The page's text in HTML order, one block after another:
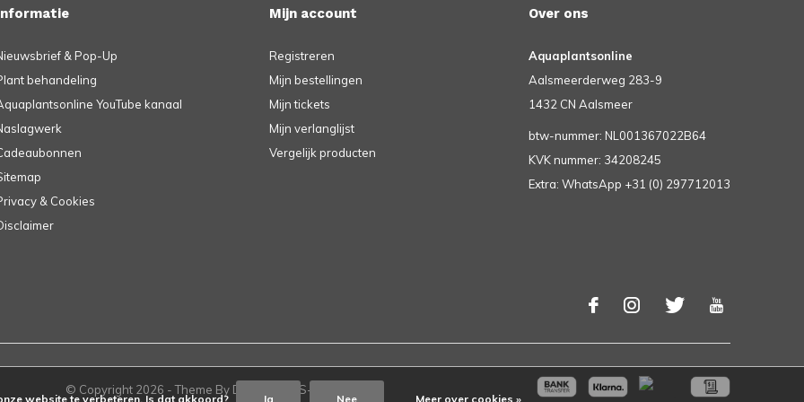
& Pop-Up
behandeling
YouTube kanaal
& Cookies
Mijn account
Registreren
Mijn bestellingen
Mijn tickets
Mijn verlanglijst
Vergelijk producten
Over ons
Aquaplantsonline
Aalsmeerderweg 283-9
1432 CN Aalsmeer
btw-nummer: NL001367022B64
KVK nummer: 34208245
Extra: WhatsApp +31 (0) 297712013
© Copyright 2026 - Theme By DMWS RSS-feed
website te verbeteren. Is dat akkoord? Ja Nee Meer over cookies »